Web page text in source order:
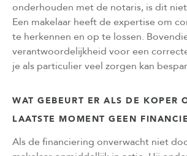
onderhouden met de notaris, is dit
Een makelaar heeft de expertise om
te herkennen en op te lossen.
verantwoordelijkheid voor een
je als particulier veel zorgen kan
WAT GEBEURT ER ALS DE KOPER
LAATSTE MOMENT GEEN
Als de financiering onverwacht niet